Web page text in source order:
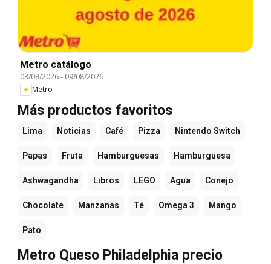
Metro catálogo
03/08/2026- 09/08/2026
Metro
Más productos favoritos
Lima Noticias Café Pizza Nintendo Switch
Papas Fruta Hamburguesas Hamburguesa
Ashwagandha Libros LEGO Agua Conejo
Chocolate Manzanas Té Omega 3 Mango
Pato
Metro Queso Philadelphia precio